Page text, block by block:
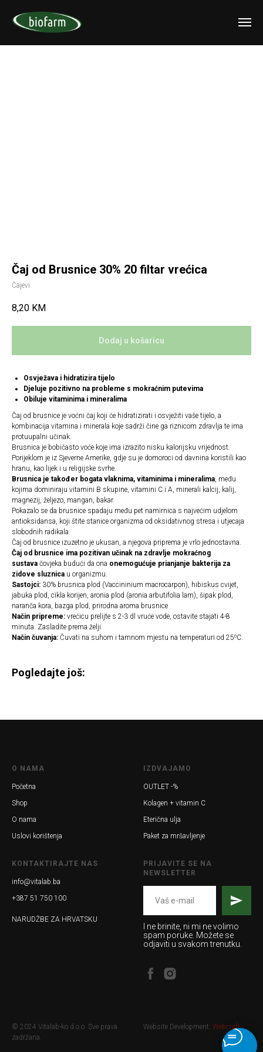
Čaj od Brusnice 30% 20 filtar vrećica
Čajevi
8,20 KM
Dodaj u košaricu
Osvježava i hidratizira tijelo
Djeluje pozitivno na probleme s mokraćnim putevima
Obiluje vitaminima i mineralima
Čaj od brusnice je voćni čaj koji će hidratizirati i osvježiti vaše tijelo, a
kombinacija vitamina i minerala koje sadrži čine ga riznicom zdravlja te ima
protuupalni učinak.
Brusnica je bobičasto voće koje ima izrazito nisku kalorijsku vrijednost.
Porijeklom je iz Sjeverne Amerike, gdje su je domoroci od davnina koristili kao
hranu, kao lijek i u religijske svrhe.
Brusnica je također bogata vlaknima, vitaminima i mineralima, među
kojima dominiraju vitamini B skupine, vitamini C i A, minerali kalcij, kalij,
magnezij, željezo, mangan, bakar.
Pokazalo se da brusnice spadaju među pet namirnica s najvećim udjelom
antioksidansa, koji štite stanice organizma od oksidativnog stresa i utjecaja
slobodnih radikala.
Čaj od brusnice izuzetno je ukusan, a njegova priprema je vrlo jednostavna.
Čaj od brusnice ima pozitivan učinak na zdravlje mokraćnog
sustava čovjeka budući da ona onemogućuje prianjanje bakterija za
zidove sluznica u organizmu.
Sastojci: 30% brusnica plod (Vaccininium macrocarpon), hibiskus cvijet,
jabuka plod, cikla korijen, aronia plod (aronia arbutifolia lam), šipak plod,
naranča kora, bazga plod, prirodna aroma brusnice
Način pripreme: vrećicu prelijte s 2-3 dl vruće vode, ostavite stajati 4-8
minuta. Zasladite prema želji.
Način čuvanja: Čuvati na suhom i tamnom mjestu na temperaturi od 25⁰C.
Pogledajte još:
O NAMA
Početna
Shop
O nama
Uslovi korištenja
IZDVAJAMO
OUTLET -%
Kolagen + vitamin C
Eterična ulja
Paket za mršavljenje
KONTAKTIRAJTE NAS
info@vitalab.ba
+387 51 750 100
NARUDŽBE ZA HRVATSKU
PRIJAVITE SE NA
NEWSLETTER
I ne brinite, ni mi ne volimo
spam poruke. Možete se
odjaviti u svakom trenutku.
© 2024 Vitalab-ko d.o.o. Sve prava
zadržana.
Website Development: Webcraft